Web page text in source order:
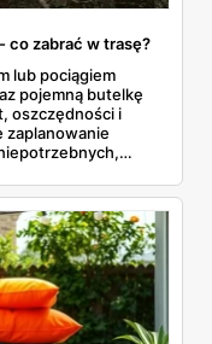
co zabrać w trasę?
lub pociągiem
pojemną butelkę
oszczędności i
zaplanowanie
wagonach
oferuje dobrze
oraz niezawodna
zestaw. Dzięki
się z miejsca na
a my zyskujemy
zawsze pod ręką.